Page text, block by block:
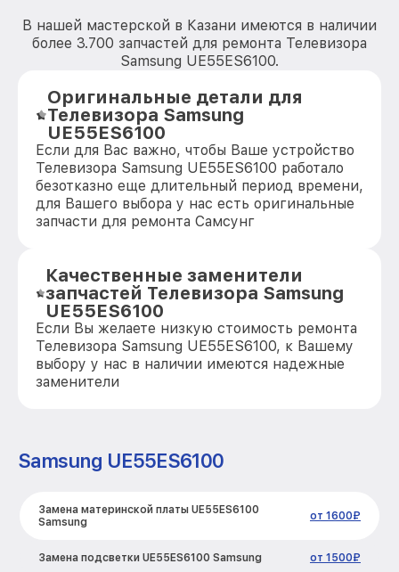
В нашей мастерской в Казани имеются в наличии
более 3.700 запчастей для ремонта Телевизора
Samsung UE55ES6100.
Оригинальные детали для
Телевизора Samsung
UE55ES6100
Если для Вас важно, чтобы Ваше устройство
Телевизора Samsung UE55ES6100 работало
безотказно еще длительный период времени,
для Вашего выбора у нас есть оригинальные
запчасти для ремонта Самсунг
Качественные заменители
запчастей Телевизора Samsung
UE55ES6100
Если Вы желаете низкую стоимость ремонта
Телевизора Samsung UE55ES6100, к Вашему
выбору у нас в наличии имеются надежные
заменители
Samsung UE55ES6100
Замена материнской платы UE55ES6100
Samsung
от 1600₽
Замена подсветки UE55ES6100 Samsung от 1500₽